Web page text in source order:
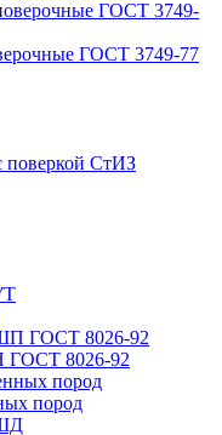
ГОСТ 3749-77
поверкой СтИЗ
ГОСТ 8026-92
пород